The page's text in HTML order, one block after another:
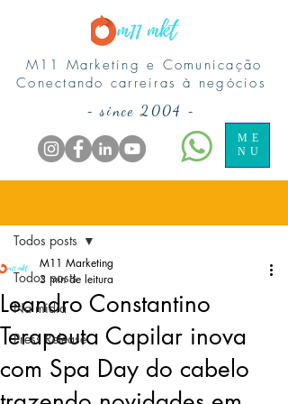
M11 Marketing e Comunicação
Conectando carreiras à negócios
ME
NU
-since 2004 -
Todos posts
Na midia
Press Release
Todos posts
Leandro Constantino
Terapeuta Capilar inova
com Spa Day do cabelo
M11 Marketing
3 min de leitura